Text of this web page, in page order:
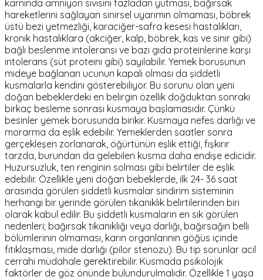
karnında amniyon sıvısını fazladan yutması, bağırsak
hareketlerini sağlayan sinirsel uyarımın olmaması, böbrek
üstü bezi yetmezliği, karaciğer-safra kesesi hastalıkları,
kronik hastalıklara (akciğer, kalp, böbrek, kas ve sinir gibi)
bağlı beslenme intoleransı ve bazı gıda proteinlerine karşı
intolerans (süt proteini gibi) sayılabilir. Yemek borusunun
mideye bağlanan ucunun kapalı olması da şiddetli
kusmalarla kendini gösterebiliyor. Bu sorunu olan yeni
doğan bebeklerdeki en belirgin özellik doğduktan sonraki
birkaç besleme sonrası kusmaya başlamasıdır. Çünkü
besinler yemek borusunda birikir. Kusmaya nefes darlığı ve
morarma da eşlik edebilir. Yemeklerden saatler sonra
gerçekleşen zorlanarak, öğürtünün eşlik ettiği, fışkırır
tarzda, burundan da gelebilen kusma daha endişe edicidir.
Huzursuzluk, ten renginin solması gibi belirtiler de eşlik
edebilir. Özellikle yeni doğan bebeklerde, ilk 24- 36 saat
arasında görülen şiddetli kusmalar sindirim sisteminin
herhangi bir yerinde görülen tıkanıklık belirtilerinden biri
olarak kabul edilir. Bu şiddetli kusmaların en sık görülen
nedenleri; bağırsak tıkanıklığı veya darlığı, bağırsağın belli
bölümlerinin olmaması, karın organlarının göğüs içinde
fıtıklaşması, mide darlığı (pilor stenozu). Bu tip sorunlar acil
cerrahi müdahale gerektirebilir. Kusmada psikolojik
faktörler de göz önünde bulundurulmalıdır. Özellikle 1 yaşa